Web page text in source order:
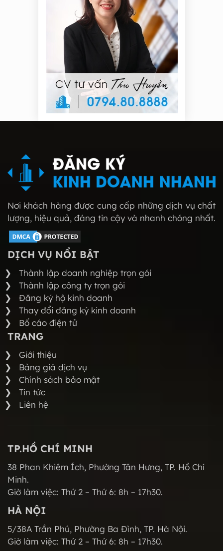
Nơi khách hàng được cung cấp những dịch vụ chất
lượng, hiệu quả, đáng tin cậy và nhanh chóng nhất.
DỊCH VỤ NỔI BẬT
Thành lập doanh nghiệp trọn gói
Thành lập công ty trọn gói
Đăng ký hộ kinh doanh
Thay đổi đăng ký kinh doanh
Bố cáo điện tử
TRANG
Giới thiệu
Bảng giá dịch vụ
Chính sách bảo mật
Tin tức
Liên hệ
TP.HỒ CHÍ MINH
38 Phan Khiêm Ích, Phường Tân Hưng, TP. Hồ Chí
Minh.
Giờ làm việc: Thứ 2 – Thứ 6: 8h – 17h30.
HÀ NỘI
5/38A Trần Phú, Phường Ba Đình, TP. Hà Nội.
Giờ làm việc: Thứ 2 – Thứ 6: 8h – 17h30.